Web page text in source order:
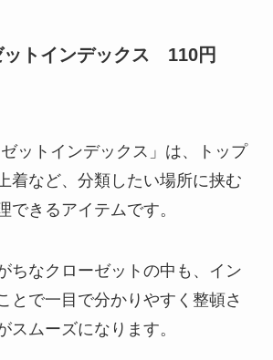
トインデックス 110円
ットインデックス」は、トップ
着など、分類したい場所に挟む
できるアイテムです。
ちなクローゼットの中も、イン
とで一目で分かりやすく整頓さ
スムーズになります。